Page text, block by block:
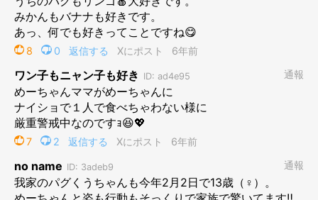
りんごも、おはなも、いいにおいはぜんぶわかるよ
プロフィール
よしこ13才のパグ・めーと暮らしています。趣味は犬の漫画を
描くこと。著書に「パグまんが めー語」（河出書房新社）、
「めー先生ですよ」（幻冬舎）など。めーは食いしんぼうでよく
寝る犬です。よその人が大好き。